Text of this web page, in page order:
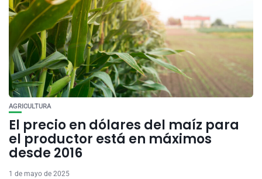
AGRICULTURA
El precio en dólares del maíz para
el productor está en máximos
desde 2016
1 de mayo de 2025